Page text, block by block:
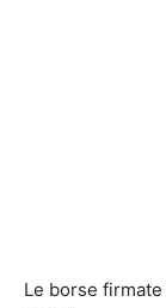
Le borse firmate